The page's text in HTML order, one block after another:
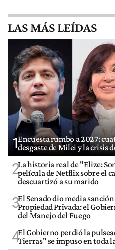
LAS MÁS LEÍDAS
1Encuesta rumbo a 2027:
desgaste de Milei y la crisis
2La historia real de "Elize:
película de Netflix sobre el
descuartizó a su marido
3El Senado dio media
Propiedad Privada: el
del Manejo del Fuego
4El Gobierno perdió la
Tierras" se impuso en toda